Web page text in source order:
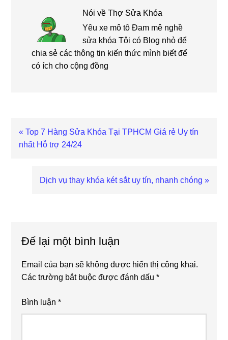
Nói vềThợ Sửa Khóa
Yêu xe mô tô Đam mê nghề
sửa khóa Tôi có Blog nhỏ để
chia sẻ các thông tin kiến thức mình biết để
có ích cho cộng đồng
Bài
viết
« Top 7 Hàng Sửa Khóa Tại TPHCM Giá rẻ Uy tín
nhất Hỗ trợ 24/24
Bài
Dịch vụ thay khóa két sắt uy tín, nhanh chóng »
Để lại một bình luận
Email của bạn sẽ không được hiển thị công khai.
Các trường bắt buộc được đánh dấu*
Bình luận*